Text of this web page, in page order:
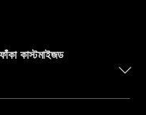
ফাঁকা কাস্টমাইজড